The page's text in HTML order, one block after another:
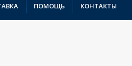
ПОМОЩЬ КОНТАКТЫ